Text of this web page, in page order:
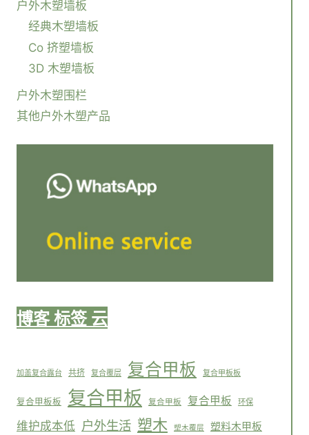
户外木塑墙板
经典木塑墙板
Co 挤塑墙板
3D 木塑墙板
户外木塑围栏
其他户外木塑产品
博客 标签 云
加盖复合露台 共挤 复合覆层 复合甲板 复合甲板板
复合甲板板 复合甲板 复合甲板 复合甲板 环保
维护成本低 户外生活 塑木 塑木覆层 塑料木甲板